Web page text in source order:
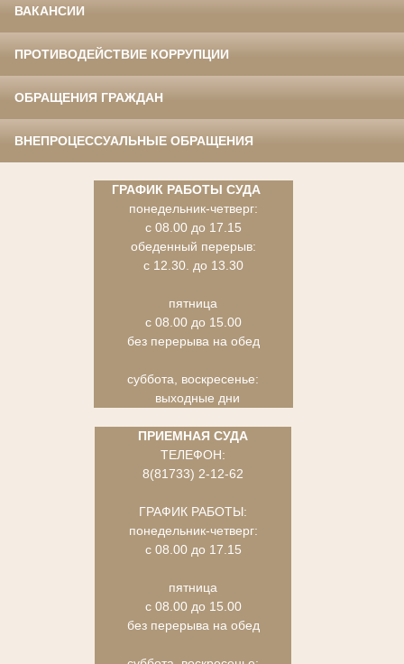
ВАКАНСИИ
ПРОТИВОДЕЙСТВИЕ КОРРУПЦИИ
ОБРАЩЕНИЯ ГРАЖДАН
ВНЕПРОЦЕССУАЛЬНЫЕ ОБРАЩЕНИЯ
ГРАФИК РАБОТЫ СУДА
понедельник-четверг:
с 08.00 до 17.15
обеденный перерыв:
с 12.30. до 13.30
пятница
с 08.00 до 15.00
без перерыва на обед
суббота, воскресенье:
выходные дни
ПРИЕМНАЯ СУДА
ТЕЛЕФОН:
8(81733) 2-12-62
ГРАФИК РАБОТЫ:
понедельник-четверг:
с 08.00 до 17.15
пятница
с 08.00 до 15.00
без перерыва на обед